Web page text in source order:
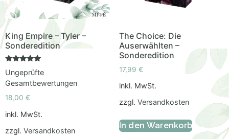
King Empire – Tyler –
Sonderedition
Bewertet
mit
5.00
von 5
Ungeprüfte
Gesamtbewertungen
18,00 €
inkl. MwSt.
zzgl. Versandkosten
The Choice: Die
Auserwählten –
Sonderedition
17,99 €
inkl. MwSt.
zzgl. Versandkosten
In den Warenkorb